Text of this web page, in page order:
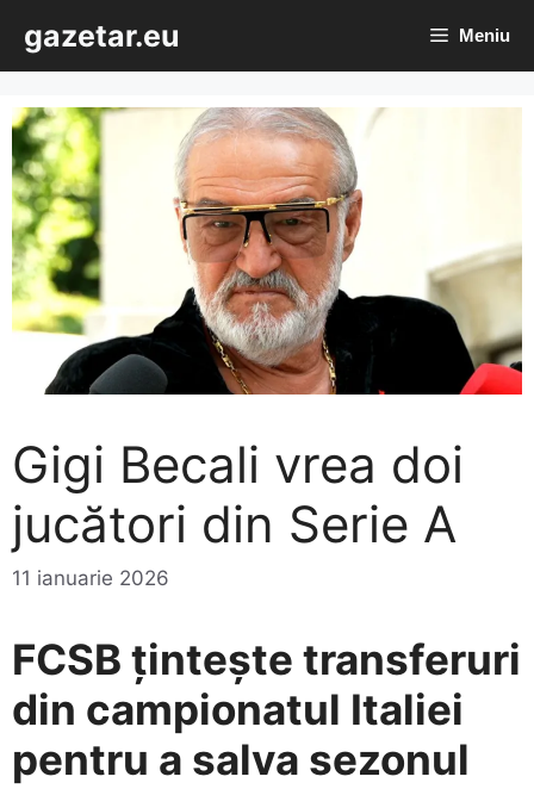
conținut
gazetar.eu Meniu
Gigi Becali vrea doi
jucători din Serie A
11 ianuarie 2026
FCSB țintește transferuri
din campionatul Italiei
pentru a salva sezonul